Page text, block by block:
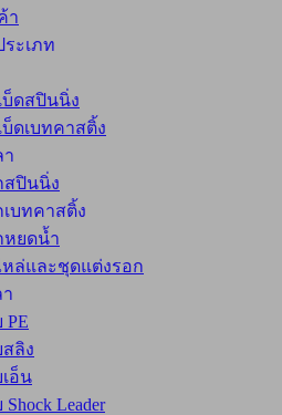
า
ะเภท
บ็ดสปินนิ่ง
บ็ดเบทคาสติ้ง
สปินนิ่ง
เบทคาสติ้ง
หยดน้ำ
หล่และชุดแต่งรอก
PE
ลิง
อ็น
Shock Leader